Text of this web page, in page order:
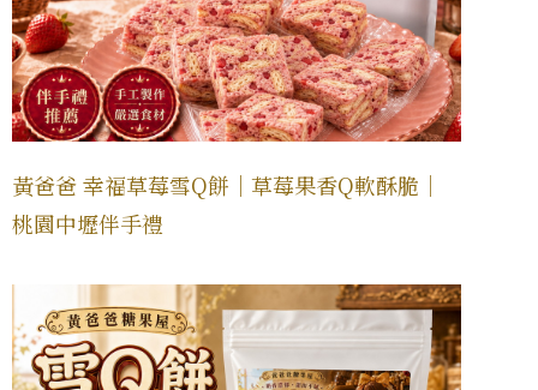
黃爸爸 幸福草莓雪Q餅｜草莓果香Q軟酥脆｜
桃園中壢伴手禮